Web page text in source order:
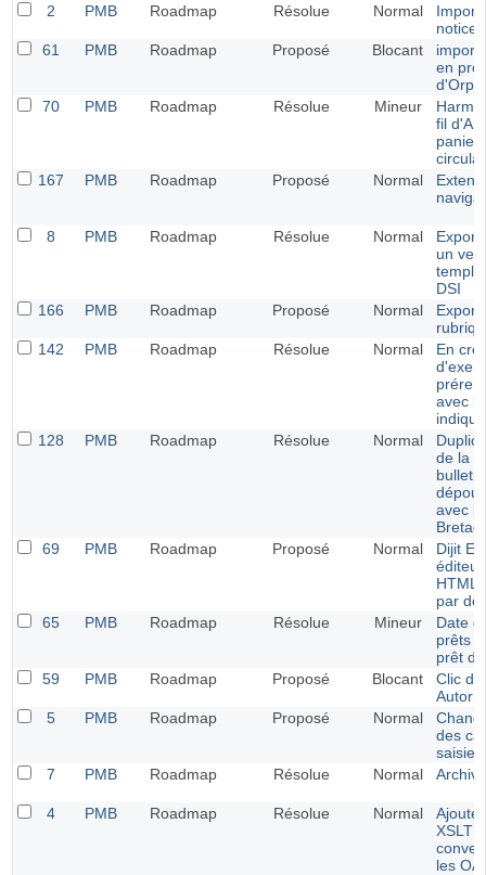
2
PMB Roadmap Résolue Normal
Import
61
PMB Roadmap Proposé Blocant
import
en
70
PMB Roadmap Résolue Mineur
fil
167
PMB Roadmap Proposé Normal
8 PMB Roadmap Résolue Normal
un
DSI
166
PMB Roadmap Proposé Normal
142
PMB Roadmap Résolue Normal
En
avec
128
PMB Roadmap Résolue Normal
de la
avec
69
PMB Roadmap Proposé Normal
Dijit
HTML
par
65
PMB Roadmap Résolue Mineur
Date
prêts
prêt
59
PMB Roadmap Proposé Blocant
Clic
5
PMB Roadmap Proposé Normal
des
saisie
7
PMB Roadmap Résolue Normal
4 PMB Roadmap Résolue Normal
XSLT
les